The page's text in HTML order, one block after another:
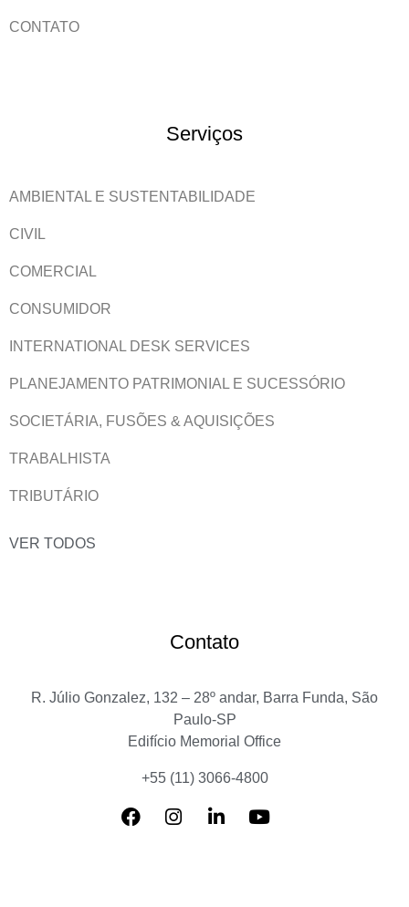
CONTATO
Serviços
AMBIENTAL E SUSTENTABILIDADE
CIVIL
COMERCIAL
CONSUMIDOR
INTERNATIONAL DESK SERVICES
PLANEJAMENTO PATRIMONIAL E SUCESSÓRIO
SOCIETÁRIA, FUSÕES & AQUISIÇÕES
TRABALHISTA
TRIBUTÁRIO
VER TODOS
Contato
R. Júlio Gonzalez, 132 – 28º andar, Barra Funda, São
Paulo-SP
Edifício Memorial Office
+55 (11) 3066-4800